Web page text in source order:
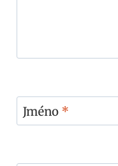
Jméno *